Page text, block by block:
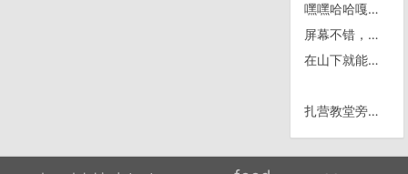
嘿嘿哈哈嘎嘎嘎嘎
屏幕不错，像贴了一张用油手捻过的保护膜
在山下就能看见Volcán de fuego喷发了
扎营教堂旁的三岁半的半